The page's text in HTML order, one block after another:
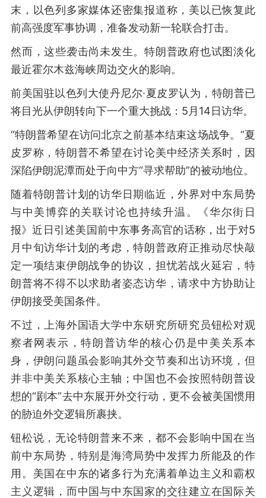
末，以色列多家媒体还密集报道称，美以已恢复此
前高强度军事协调，准备发动新一轮联合打击。
然而，这些袭击尚未发生。特朗普政府也试图淡化
最近霍尔木兹海峡周边交火的影响。
前美国驻以色列大使丹尼尔·夏皮罗认为，特朗普已
将目光从伊朗转向下一个重大挑战：5月14日访华。
“特朗普希望在访问北京之前基本结束这场战争。”夏
皮罗称，特朗普不希望在讨论美中经济关系时，因
深陷伊朗泥潭而处于向中方“寻求帮助”的被动地位。
随着特朗普计划的访华日期临近，外界对中东局势
与中美博弈的关联讨论也持续升温。《华尔街日
报》近日引述美国前中东事务高官的话称，出于对5
月中旬访华计划的考虑，特朗普政府正推动尽快敲
定一项结束伊朗战争的协议，担忧若战火延宕，特
朗普将不得不以求助者姿态访华，请求中方协助让
伊朗接受美国条件。
不过，上海外国语大学中东研究所研究员钮松对观
察者网表示，特朗普访华的核心仍是中美关系本
身，伊朗问题虽会影响其外交节奏和出访环境，但
并非中美关系核心主轴；中国也不会按照特朗普设
想的“剧本”去中东展开外交行动，更不会被美国惯用
的胁迫外交逻辑所裹挟。
钮松说，无论特朗普来不来，都不会影响中国在当
前中东局势，特别是海湾局势中发挥力所能及的作
用。美国在中东的诸多行为充满着单边主义和霸权
主义逻辑，而中国与中东国家的交往建立在国际关